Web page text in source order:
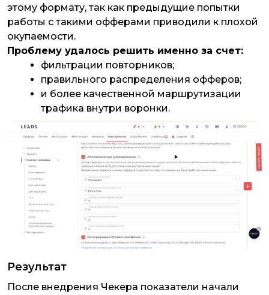
этому формату, так как предыдущие попытки
работы с такими офферами приводили к плохой
окупаемости.
Проблему удалось решить именно за счет:
фильтрации повторников;
правильного распределения офферов;
и более качественной маршрутизации
трафика внутри воронки.
Результат
После внедрения Чекера показатели начали